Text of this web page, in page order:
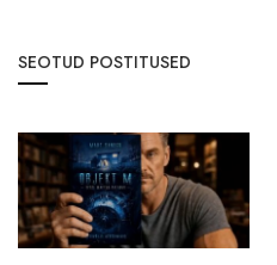
SEOTUD POSTITUSED